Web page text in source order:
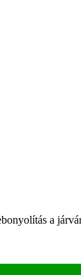
a